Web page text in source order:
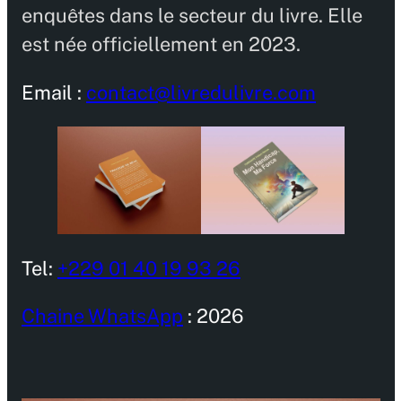
enquêtes dans le secteur du livre. Elle
est née officiellement en 2023.
Email : contact@livredulivre.com
Tel: +229 01 40 19 93 26
Chaine WhatsApp : 2026